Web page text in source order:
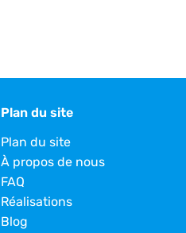
Plan du site
Plan du site
À propos de nous
FAQ
Réalisations
Blog